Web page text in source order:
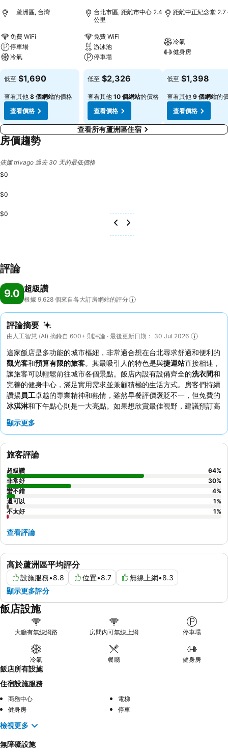
蘆洲區, 台灣
免費 WiFi
停車場
冷氣
低至 $1,690
查看其他 8 個網站的價格
查看價格
台北市區, 距離市中心 2.4
公里
免費 WiFi
游泳池
停車場
低至 $2,326
查看其他 10 個網站的價格
查看價格
距離中正紀念堂 2.7
冷氣
健身房
低至 $1,398
查看其他 9 個網站的
查看價格
查看所有蘆洲區住宿
房價趨勢
依據 trivago 過去 30 天的最低價格
$0
$0
$0
評論
9.0 超級讚
根據 9,628 個來自各大訂房網站的評分
評論摘要
由人工智慧 (AI) 摘錄自 600+ 則評論 · 最後更新日期： 30 Jul 2026
這家飯店是多功能的城市樞紐，非常適合想在台北尋求舒適和便利的
觀光客和預算有限的旅客。其最吸引人的特色是與捷運站直接相連，
讓旅客可以輕鬆前往城市各個景點。飯店內設有設備齊全的洗衣間和
完善的健身中心，滿足實用需求並兼顧積極的生活方式。房客們持續
讚揚員工卓越的專業精神和熱情，雖然早餐評價褒貶不一，但免費的
冰淇淋和下午點心則是一大亮點。如果想欣賞最佳視野，建議預訂高
顯示更多
高於蘆洲區平均評分
設施服務•8.8 位置•8.7 無線上網•8.3
顯示更多評分
旅客評論
超級讚 64%
非常好
30%
蠻不錯
4%
還可以
1%
不太好
1%
查看評論
飯店設施
大廳有無線網路 房間內可無線上網 停車場
冷氣 餐廳 健身房
飯店所有設施
住宿設施服務
商務中心
電梯
健身房
停車
檢視更多
無障礙設施